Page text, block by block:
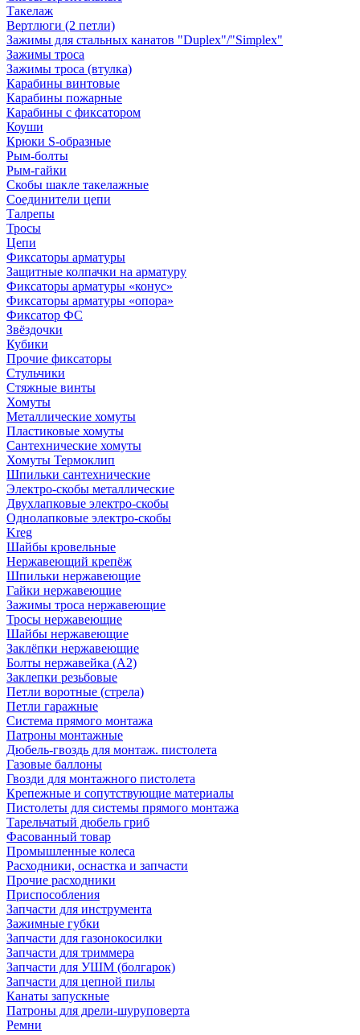
Такелаж
Вертлюги (2 петли)
Зажимы для стальных канатов "Duplex"/"Simplex"
Зажимы троса
Зажимы троса (втулка)
Карабины винтовые
Карабины пожарные
Карабины с фиксатором
Коуши
Крюки S-образные
Рым-болты
Рым-гайки
Скобы шакле такелажные
Соединители цепи
Талрепы
Тросы
Цепи
Фиксаторы арматуры
Защитные колпачки на арматуру
Фиксаторы арматуры «конус»
Фиксаторы арматуры «опора»
Фиксатор ФС
Звёздочки
Кубики
Прочие фиксаторы
Стульчики
Стяжные винты
Хомуты
Металлические хомуты
Пластиковые хомуты
Сантехнические хомуты
Хомуты Термоклип
Шпильки сантехнические
Электро-скобы металлические
Двухлапковые электро-скобы
Однолапковые электро-скобы
Kreg
Шайбы кровельные
Нержавеющий крепёж
Шпильки нержавеющие
Гайки нержавеющие
Зажимы троса нержавеющие
Тросы нержавеющие
Шайбы нержавеющие
Заклёпки нержавеющие
Болты нержавейка (А2)
Заклепки резьбовые
Петли воротные (стрела)
Петли гаражные
Система прямого монтажа
Патроны монтажные
Дюбель-гвоздь для монтаж. пистолета
Газовые баллоны
Гвозди для монтажного пистолета
Крепежные и сопутствующие материалы
Пистолеты для системы прямого монтажа
Тарельчатый дюбель гриб
Фасованный товар
Промышленные колеса
Расходники, оснастка и запчасти
Прочие расходники
Приспособления
Запчасти для инструмента
Зажимные губки
Запчасти для газонокосилки
Запчасти для триммера
Запчасти для УШМ (болгарок)
Запчасти для цепной пилы
Канаты запускные
Патроны для дрели-шуруповерта
Ремни